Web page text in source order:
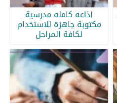
اذاعه كامله مدرسية
مكتوبة جاهزة للاستخدام
لكافة المراحل